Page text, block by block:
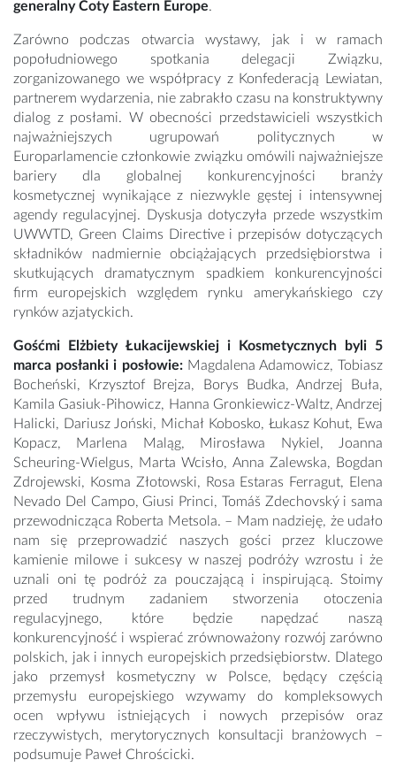
generalny Coty Eastern Europe.
Zarówno podczas otwarcia wystawy, jak i w ramach
popołudniowego spotkania delegacji Związku,
zorganizowanego we współpracy z Konfederacją Lewiatan,
partnerem wydarzenia, nie zabrakło czasu na konstruktywny
dialog z posłami. W obecności przedstawicieli wszystkich
najważniejszych ugrupowań politycznych w
Europarlamencie członkowie związku omówili najważniejsze
bariery dla globalnej konkurencyjności branży
kosmetycznej wynikające z niezwykle gęstej i intensywnej
agendy regulacyjnej. Dyskusja dotyczyła przede wszystkim
UWWTD, Green Claims Directive i przepisów dotyczących
składników nadmiernie obciążających przedsiębiorstwa i
skutkujących dramatycznym spadkiem konkurencyjności
firm europejskich względem rynku amerykańskiego czy
rynków azjatyckich.
Gośćmi Elżbiety Łukacijewskiej i Kosmetycznych byli 5
marca posłanki i posłowie: Magdalena Adamowicz, Tobiasz
Bocheński, Krzysztof Brejza, Borys Budka, Andrzej Buła,
Kamila Gasiuk-Pihowicz, Hanna Gronkiewicz-Waltz, Andrzej
Halicki, Dariusz Joński, Michał Kobosko, Łukasz Kohut, Ewa
Kopacz, Marlena Maląg, Mirosława Nykiel, Joanna
Scheuring-Wielgus, Marta Wcisło, Anna Zalewska, Bogdan
Zdrojewski, Kosma Złotowski, Rosa Estaras Ferragut, Elena
Nevado Del Campo, Giusi Princi, Tomáš Zdechovský i sama
przewodnicząca Roberta Metsola. – Mam nadzieję, że udało
nam się przeprowadzić naszych gości przez kluczowe
kamienie milowe i sukcesy w naszej podróży wzrostu i że
uznali oni tę podróż za pouczającą i inspirującą. Stoimy
przed trudnym zadaniem stworzenia otoczenia
regulacyjnego, które będzie napędzać naszą
konkurencyjność i wspierać zrównoważony rozwój zarówno
polskich, jak i innych europejskich przedsiębiorstw. Dlatego
jako przemysł kosmetyczny w Polsce, będący częścią
przemysłu europejskiego wzywamy do kompleksowych
ocen wpływu istniejących i nowych przepisów oraz
rzeczywistych, merytorycznych konsultacji branżowych –
podsumuje Paweł Chrościcki.